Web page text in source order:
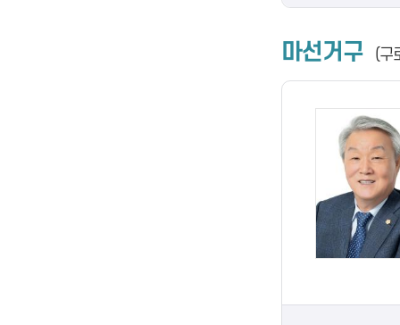
마선거구 (구